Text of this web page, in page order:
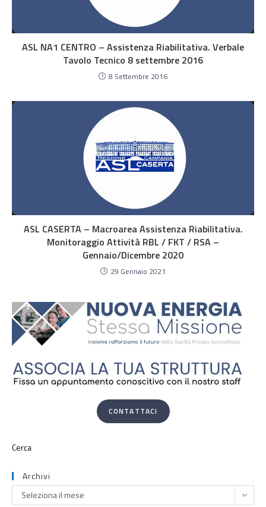
ASL NA1 CENTRO – Assistenza Riabilitativa. Verbale
Tavolo Tecnico 8 settembre 2016
8 Settembre 2016
ASL CASERTA – Macroarea Assistenza Riabilitativa.
Monitoraggio Attività RBL / FKT / RSA –
Gennaio/Dicembre 2020
29 Gennaio 2021
CONTATTACI
Archivi
Seleziona il mese